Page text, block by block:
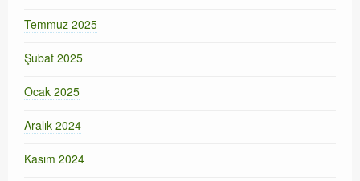
Temmuz 2025
Şubat 2025
Ocak 2025
Aralık 2024
Kasım 2024